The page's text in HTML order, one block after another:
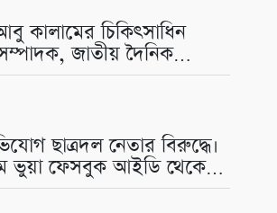
কালামের চিকিৎসাধিন
সম্পাদক, জাতীয় দৈনিক…
ছাত্রদল নেতার বিরুদ্ধে।
ভুয়া ফেসবুক আইডি থেকে…